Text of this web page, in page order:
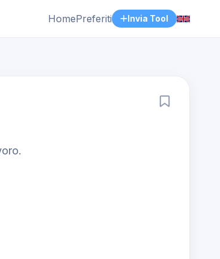
HomePreferiti Invia Tool